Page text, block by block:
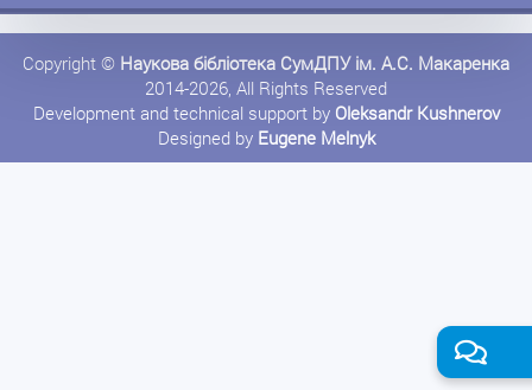
Copyright © Наукова бібліотека СумДПУ ім. А.С. Макаренка
2014-2026, All Rights Reserved
Development and technical support by Oleksandr Kushnerov
Designed by Eugene Melnyk